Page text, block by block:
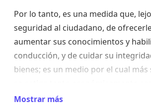
Por lo tanto, es una medida que,
seguridad al ciudadano, de
aumentar sus conocimientos y
conducción, y de cuidar su
bienes; es un medio por el cual más
emocionalmente a quienes son
Mostrar más